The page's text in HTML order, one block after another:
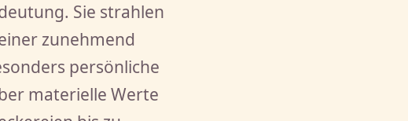
Sie strahlen
zunehmend
persönliche
materielle Werte